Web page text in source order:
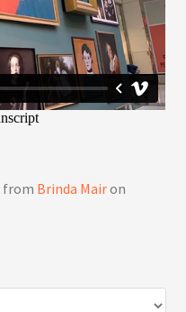
from Brinda Mairon